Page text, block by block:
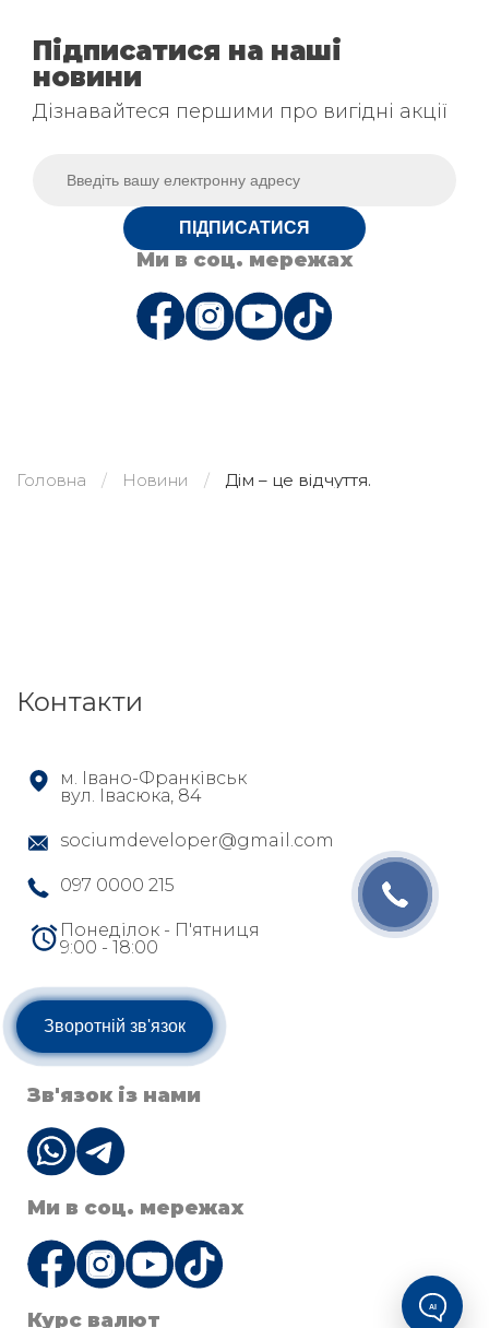
Підписатися на наші
новини
Дізнавайтеся першими про вигідні акції
ПІДПИСАТИСЯ
Ми в соц. мережах
Головна Новини Дім – це відчуття.
Контакти
м. Івано-Франківськ
вул. Івасюка, 84
sociumdeveloper@gmail.com
097 0000 215
Понеділок - П'ятниця
9:00 - 18:00
Зворотній зв'язок
Зв'язок із нами
Ми в соц. мережах
Курс валют
AI